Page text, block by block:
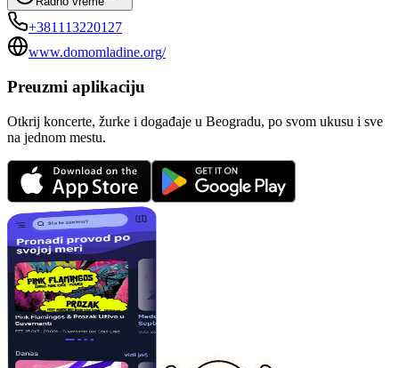
+381113220127
www.domomladine.org/
Preuzmi aplikaciju
Otkrij koncerte, žurke i događaje u Beogradu, po svom ukusu i sve
na jednom mestu.